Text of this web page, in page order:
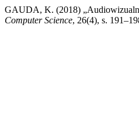
GAUDA, K. (2018)
Computer Science, 26(4), s.